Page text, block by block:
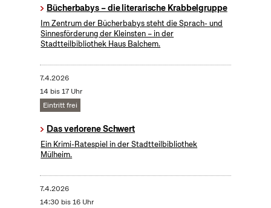
Bücherbabys – die literarische Krabbelgruppe
Im Zentrum der Bücherbabys steht die Sprach- und
Sinnesförderung der Kleinsten – in der
Stadtteilbibliothek Haus Balchem.
7.4.2026
14 bis 17 Uhr
Eintritt frei
Das verlorene Schwert
Ein Krimi-Ratespiel in der Stadtteilbibliothek
Mülheim.
7.4.2026
14:30 bis 16 Uhr